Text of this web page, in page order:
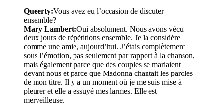
Queerty:Vous avez eu l’occasion de discuter
ensemble?
Mary Lambert:Oui absolument. Nous avons vécu
deux jours de répétitions ensemble. Je la considère
comme une amie, aujourd’hui. J’étais complètement
sous l’émotion, pas seulement par rapport à la chanson,
mais également parce que des couples se mariaient
devant nous et parce que Madonna chantait les paroles
de mon titre. Il y a un moment où je me suis mise à
pleurer et elle a essuyé mes larmes. Elle est
merveilleuse.